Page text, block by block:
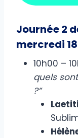
Journée 2
mercredi
10h00 –
quels
?”